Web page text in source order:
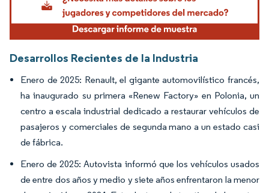
Desarrollos Recientes de la Industria
Enero de 2025: Renault, el gigante automovilístico francés,
ha inaugurado su primera «Renew Factory» en Polonia, un
centro a escala industrial dedicado a restaurar vehículos de
pasajeros y comerciales de segunda mano a un estado casi
de fábrica.
Enero de 2025: Autovista informó que los vehículos usados
de entre dos años y medio y siete años enfrentaron la menor